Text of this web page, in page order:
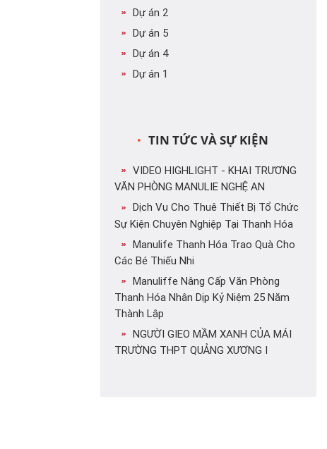
Dự án 2
Dự án 5
Dự án 4
Dự án 1
TIN TỨC VÀ SỰ KIỆN
VIDEO HIGHLIGHT - KHAI TRƯƠNG
VĂN PHÒNG MANULIE NGHỆ AN
Dịch Vụ Cho Thuê Thiết Bị Tổ Chức
Sự Kiện Chuyên Nghiệp Tại Thanh Hóa
Manulife Thanh Hóa Trao Quà Cho
Các Bé Thiếu Nhi
Manuliffe Nâng Cấp Văn Phòng
Thanh Hóa Nhân Dịp Kỷ Niệm 25 Năm
Thành Lập
NGƯỜI GIEO MẦM XANH CỦA MÁI
TRƯỜNG THPT QUẢNG XƯƠNG I